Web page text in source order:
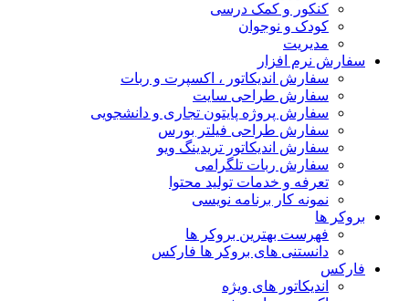
کنکور و کمک‌ درسی
کودک و نوجوان
مدیریت
سفارش نرم افزار
سفارش اندیکاتور ، اکسپرت و ربات
سفارش طراحی سایت
سفارش پروژه پایتون تجاری و دانشجویی
سفارش طراحی فیلتر بورس
سفارش اندیکاتور تریدینگ ویو
سفارش ربات تلگرامی
تعرفه و خدمات تولید محتوا
نمونه کار برنامه نویسی
بروکر ها
فهرست بهترین بروکر ها
دانستنی های بروکر ها فارکس
فارکس
اندیکاتور های ویژه